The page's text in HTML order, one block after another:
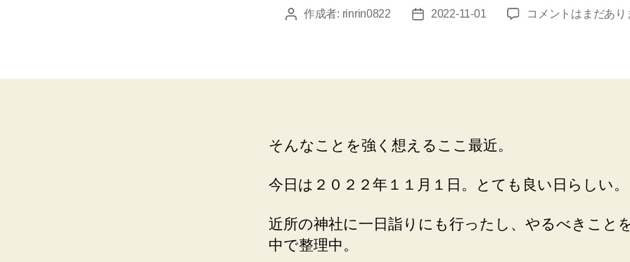
投 作成者: rinrin0822
投
2022-11-01
ど
な
コメントはまだあり
そんなことを強く想えるここ最近。
今日は２０２２年１１月１日。とても良い日らしい。
近所の神社に一日詣りにも行ったし、やるべきこと
中で整理中。